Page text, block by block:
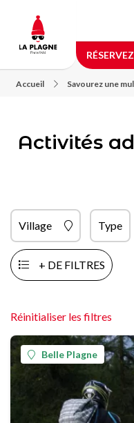
contenu
principal
Accueil Savourez une
Activités
Village Type
+ DE FILTRES
Réinitialiser les filtres
Belle Plagne